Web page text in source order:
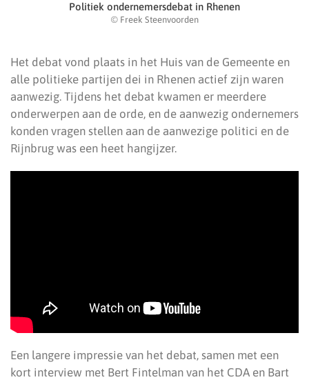
Politiek ondernemersdebat in Rhenen
© Freek Steenvoorden
Het debat vond plaats in het Huis van de Gemeente en
alle politieke partijen dei in Rhenen actief zijn waren
aanwezig. Tijdens het debat kwamen er meerdere
onderwerpen aan de orde, en de aanwezig ondernemers
konden vragen stellen aan de aanwezige politici en de
Rijnbrug was een heet hangijzer.
Een langere impressie van het debat, samen met een
kort interview met Bert Fintelman van het CDA en Bart